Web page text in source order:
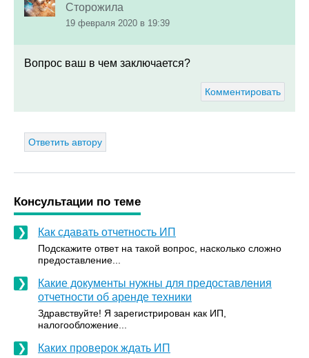
Сторожила
19 февраля 2020 в 19:39
Вопрос ваш в чем заключается?
Комментировать
Ответить автору
Консультации по теме
Как сдавать отчетность ИП
Подскажите ответ на такой вопрос, насколько сложно
предоставление...
Какие документы нужны для предоставления
отчетности об аренде техники
Здравствуйте! Я зарегистрирован как ИП,
налогообложение...
Каких проверок ждать ИП